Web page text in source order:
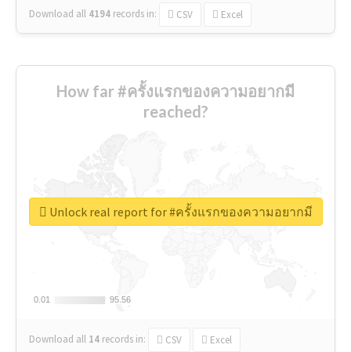
Download all 4194 records in: CSV Excel
How far #ครั้งแรกของความอยากมี
reached?
0.01
0.01 95.56
95.56
Download all 14 records in: CSV Excel
Unlock real report for #ครั้งแรกของความอยากมี